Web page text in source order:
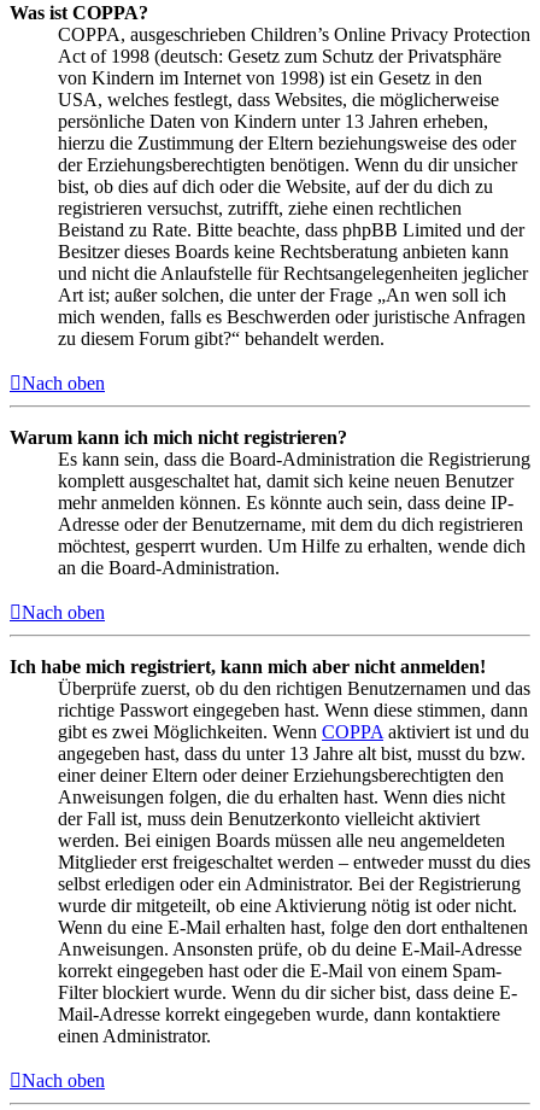
Was ist COPPA?
COPPA, ausgeschrieben Children’s Online Privacy Protection
Act of 1998 (deutsch: Gesetz zum Schutz der Privatsphäre
von Kindern im Internet von 1998) ist ein Gesetz in den
USA, welches festlegt, dass Websites, die möglicherweise
persönliche Daten von Kindern unter 13 Jahren erheben,
hierzu die Zustimmung der Eltern beziehungsweise des oder
der Erziehungsberechtigten benötigen. Wenn du dir unsicher
bist, ob dies auf dich oder die Website, auf der du dich zu
registrieren versuchst, zutrifft, ziehe einen rechtlichen
Beistand zu Rate. Bitte beachte, dass phpBB Limited und der
Besitzer dieses Boards keine Rechtsberatung anbieten kann
und nicht die Anlaufstelle für Rechtsangelegenheiten jeglicher
Art ist; außer solchen, die unter der Frage „An wen soll ich
mich wenden, falls es Beschwerden oder juristische Anfragen
zu diesem Forum gibt?“ behandelt werden.
Nach oben
Warum kann ich mich nicht registrieren?
Es kann sein, dass die Board-Administration die Registrierung
komplett ausgeschaltet hat, damit sich keine neuen Benutzer
mehr anmelden können. Es könnte auch sein, dass deine IP-
Adresse oder der Benutzername, mit dem du dich registrieren
möchtest, gesperrt wurden. Um Hilfe zu erhalten, wende dich
an die Board-Administration.
Nach oben
Ich habe mich registriert, kann mich aber nicht anmelden!
Überprüfe zuerst, ob du den richtigen Benutzernamen und das
richtige Passwort eingegeben hast. Wenn diese stimmen, dann
gibt es zwei Möglichkeiten. Wenn COPPA aktiviert ist und du
angegeben hast, dass du unter 13 Jahre alt bist, musst du bzw.
einer deiner Eltern oder deiner Erziehungsberechtigten den
Anweisungen folgen, die du erhalten hast. Wenn dies nicht
der Fall ist, muss dein Benutzerkonto vielleicht aktiviert
werden. Bei einigen Boards müssen alle neu angemeldeten
Mitglieder erst freigeschaltet werden – entweder musst du dies
selbst erledigen oder ein Administrator. Bei der Registrierung
wurde dir mitgeteilt, ob eine Aktivierung nötig ist oder nicht.
Wenn du eine E-Mail erhalten hast, folge den dort enthaltenen
Anweisungen. Ansonsten prüfe, ob du deine E-Mail-Adresse
korrekt eingegeben hast oder die E-Mail von einem Spam-
Filter blockiert wurde. Wenn du dir sicher bist, dass deine E-
Mail-Adresse korrekt eingegeben wurde, dann kontaktiere
einen Administrator.
Nach oben